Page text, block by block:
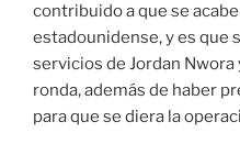
contribuido a que se
estadounidense, y es que
servicios de Jordan
ronda, además de haber
para que se diera la